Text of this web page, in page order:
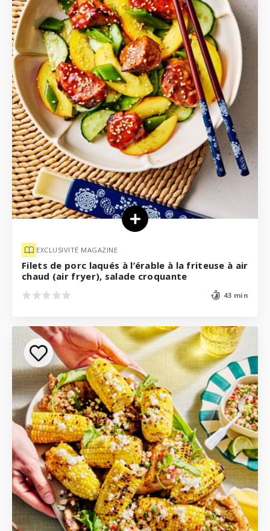
EXCLUSIVITÉ MAGAZINE
Filets de porc laqués à l’érable à la friteuse à air
chaud (air fryer), salade croquante
43 min